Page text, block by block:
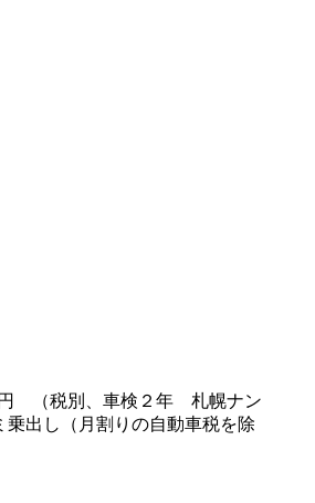
（税別、車検２年 札幌ナン
乗出し（月割りの自動車税を除